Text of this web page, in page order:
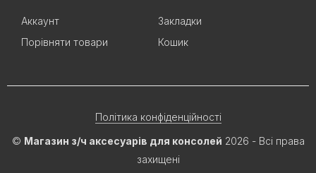
Аккаунт
Закладки
Порівняти товари
Кошик
© Магазин з/ч аксесуарів для консолей 2026 - Всі права
захищені
Політика конфіденційності